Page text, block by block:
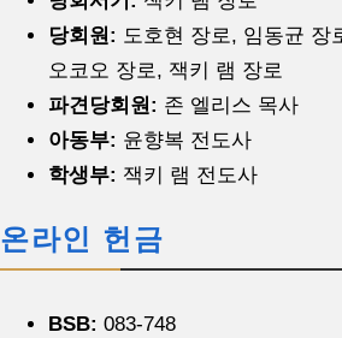
당회원: 도호현 장로, 임동균 장
오코오 장로, 잭키 램 장로
파견당회원: 존 엘리스 목사
아동부: 윤향복 전도사
학생부: 잭키 램 전도사
온라인 헌금
BSB: 083-748